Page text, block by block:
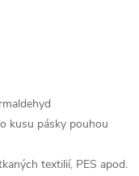
kusu pásky pouhou
textilií, PES apod.